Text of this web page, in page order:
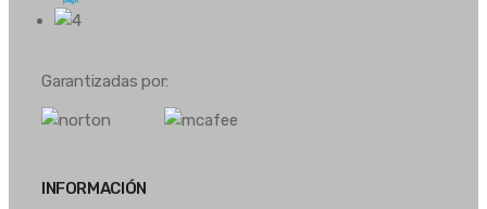
Garantizadas por:
INFORMACIÓN